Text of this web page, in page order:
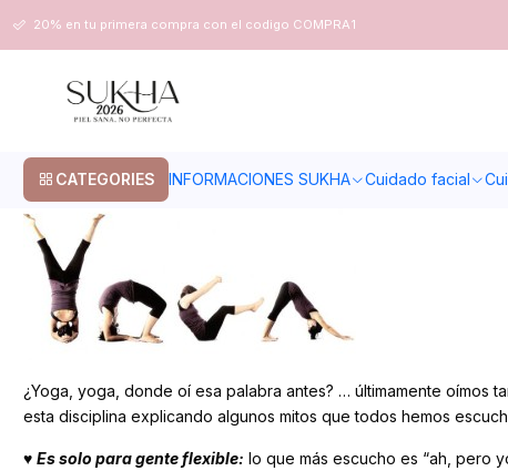
CATEGORIES INFORMACIONES SUKHA Cuidado facial
20% en tu primera compra con el codigo COMPRA1
Home Blog Mitos del Yoga
Mitos del Yoga
¿Yoga, yoga, donde oí esa palabra antes? … últimamente oímos
esta disciplina explicando algunos mitos que todos hemos
♥ Es solo para gente flexible: lo que más escucho es “ah, pero